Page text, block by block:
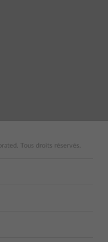
Tous droits réservés.